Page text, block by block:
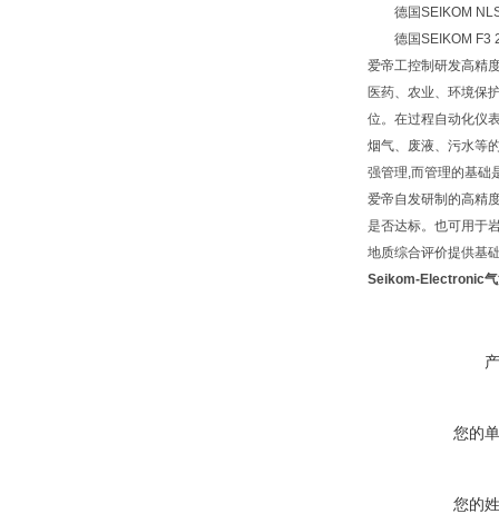
德国SEIKOM
德国SEIKOM F3
爱帝工控制研发高精
医药、农业、环境保
位。在过程自动化仪
烟气、废液、污水等
强管理,而管理的基础
爱帝自发研制的高精
是否达标。也可用于
地质综合评价提供基
Seikom-Electronic
您的
您的